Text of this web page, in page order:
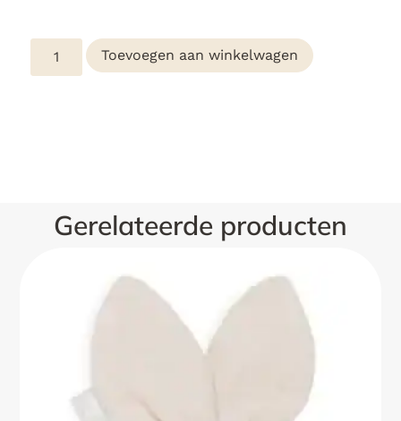
Toevoegen aan winkelwagen
Gerelateerde producten